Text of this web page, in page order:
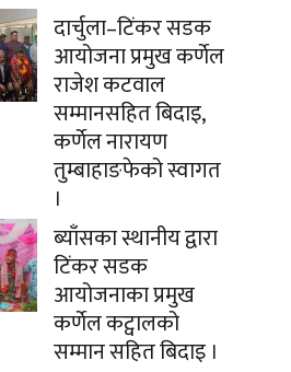
दार्चुला–टिंकर सडक
आयोजना प्रमुख कर्णेल
राजेश कटवाल
सम्मानसहित बिदाइ,
कर्णेल नारायण
तुम्बाहाङफेको स्वागत
।
ब्याँसका स्थानीय द्वारा
टिंकर सडक
आयोजनाका प्रमुख
कर्णेल कट्वालको
सम्मान सहित बिदाइ ।